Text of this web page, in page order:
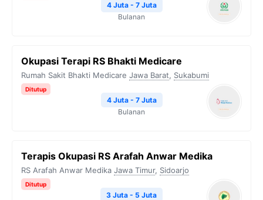
4 Juta - 7 Juta
Bulanan
Okupasi Terapi RS Bhakti Medicare
Rumah Sakit Bhakti Medicare Jawa Barat, Sukabumi
Ditutup
4 Juta - 7 Juta
Bulanan
Terapis Okupasi RS Arafah Anwar Medika
RS Arafah Anwar Medika Jawa Timur, Sidoarjo
Ditutup
3 Juta - 5 Juta